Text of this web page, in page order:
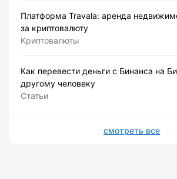
Платформа Travala: аренда
за криптовалюту
Криптовалюты
Как перевести деньги с Бинанса на
другому человеку
Статьи
смотреть все